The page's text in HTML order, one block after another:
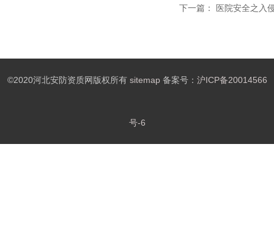
下一篇： 医院安全之入
©2020河北安防资质网版权所有 sitemap备案号： 沪ICP备20014566
号-6